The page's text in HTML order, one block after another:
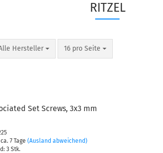
RITZEL
Hersteller
Seite 16 pro Seite
pro Seite
Set Screws, 3x3 mm
ca. 7 Tage (Ausland abweichend)
3 Stk.